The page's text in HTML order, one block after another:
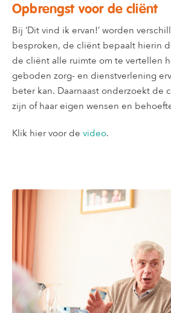
Opbrengst voor de cliënt
Bij ‘Dit vind ik ervan!’ worden
besproken, de cliënt bepaalt hierin
de cliënt alle ruimte om te vertellen
geboden zorg- en dienstverlening
beter kan. Daarnaast onderzoekt de
zijn of haar eigen wensen en
Klik hier voor de video.